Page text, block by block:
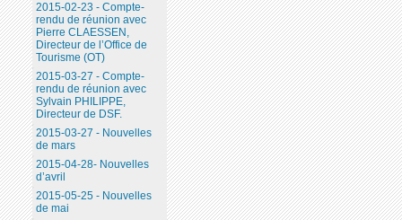
2015-02-23 - Compte-
rendu de réunion avec
Pierre CLAESSEN,
Directeur de l’Office de
Tourisme (OT)
2015-03-27 - Compte-
rendu de réunion avec
Sylvain PHILIPPE,
Directeur de DSF.
2015-03-27 - Nouvelles
de mars
2015-04-28- Nouvelles
d’avril
2015-05-25 - Nouvelles
de mai